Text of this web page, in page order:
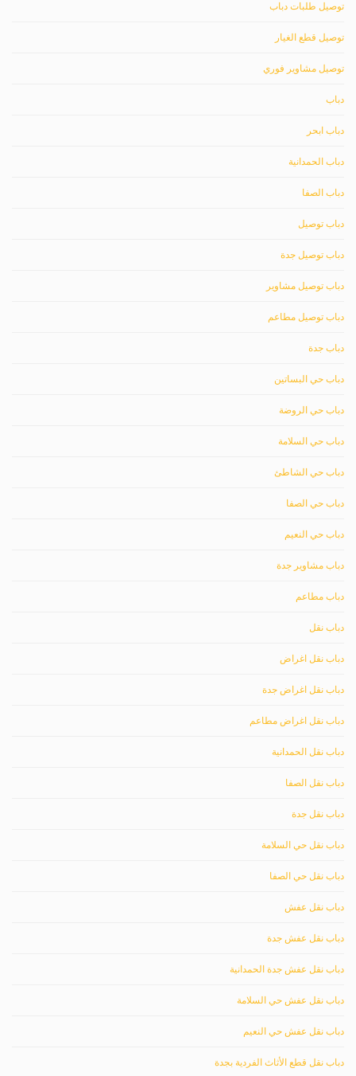
توصيل طلبات دباب
توصيل قطع الغيار
توصيل مشاوير فوري
دباب
دباب ابحر
دباب الحمدانية
دباب الصفا
دباب توصيل
دباب توصيل جدة
دباب توصيل مشاوير
دباب توصيل مطاعم
دباب جدة
دباب حي البساتين
دباب حي الروضة
دباب حي السلامة
دباب حي الشاطئ
دباب حي الصفا
دباب حي النعيم
دباب مشاوير جدة
دباب مطاعم
دباب نقل
دباب نقل اغراض
دباب نقل اغراض جدة
دباب نقل اغراض مطاعم
دباب نقل الحمدانية
دباب نقل الصفا
دباب نقل جدة
دباب نقل حي السلامة
دباب نقل حي الصفا
دباب نقل عفش
دباب نقل عفش جدة
دباب نقل عفش جدة الحمدانية
دباب نقل عفش حي السلامة
دباب نقل عفش حي النعيم
دباب نقل قطع الأثاث الفردية بجدة